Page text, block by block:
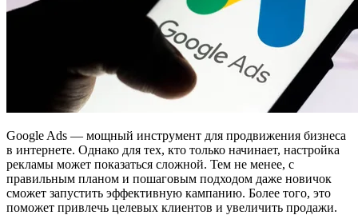
Google Ads — мощный инструмент для продвижения бизнеса
в интернете. Однако для тех, кто только начинает, настройка
рекламы может показаться сложной. Тем не менее, с
правильным планом и пошаговым подходом даже новичок
сможет запустить эффективную кампанию. Более того, это
поможет привлечь целевых клиентов и увеличить продажи.